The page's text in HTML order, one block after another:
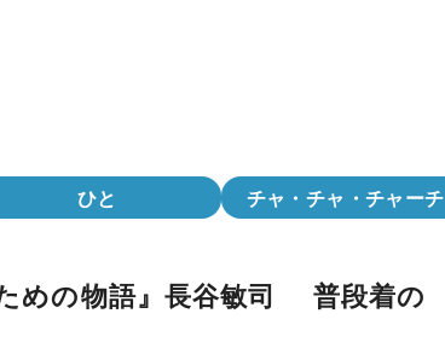
ひと チャ・チャ・チャーチ
めの物語』長谷敏司 普段着の